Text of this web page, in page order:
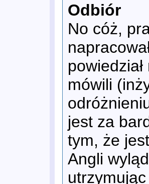
Odbiór
No cóż,
mówili
jest za
tym, że
Angli